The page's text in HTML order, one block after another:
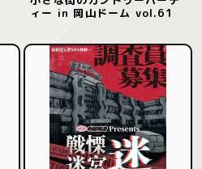
ィー in 岡山ドーム vol.61